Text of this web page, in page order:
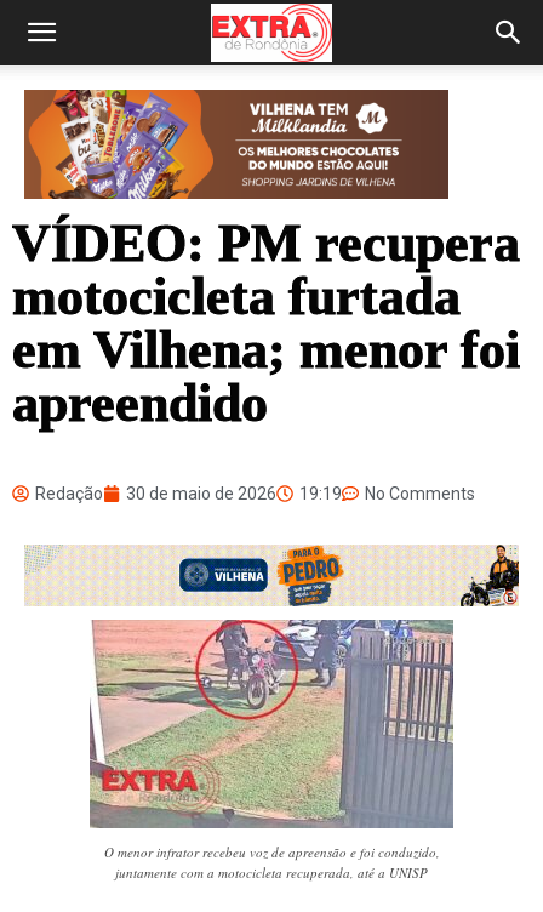
VÍDEO: PM recupera
motocicleta furtada
em Vilhena; menor foi
apreendido
Redação 30 de maio de 2026 19:19 No Comments
O menor infrator recebeu voz de apreensão e foi conduzido,
juntamente com a motocicleta recuperada, até a UNISP